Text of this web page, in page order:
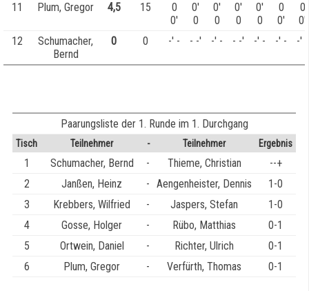
11
Plum, Gregor 4,5 15
0
0'
0'
0
0'
0
0'
0
0'
0
0
0'
0
0'
12
Schumacher,
Bernd
0 0 -' - - -' -' - - -' -' - -' - -' -
Paarungsliste der 1. Runde im 1. Durchgang
Tisch Teilnehmer - Teilnehmer Ergebnis
1 Schumacher, Bernd - Thieme, Christian
--+
2
Janßen, Heinz - Aengenheister, Dennis
1-0
3
Krebbers, Wilfried - Jaspers, Stefan
1-0
4
Gosse, Holger - Rübo, Matthias
0-1
5
Ortwein, Daniel - Richter, Ulrich
0-1
6
Plum, Gregor - Verfürth, Thomas 0-1